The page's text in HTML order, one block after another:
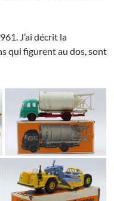
J’ai décrit la
qui figurent au dos, sont